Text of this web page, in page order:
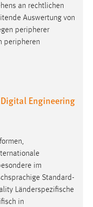
an rechtlichen
Auswertung von
peripherer
peripheren
Engineering
im
Standard-
Länderspezifische
in
anzuzeigen.
über Websites